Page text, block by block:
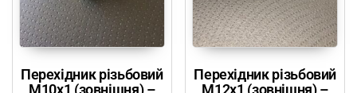
Перехідник різьбовий
М10х1 (зовнішня) –
Перехідник різьбовий
М12х1 (зовнішня) –